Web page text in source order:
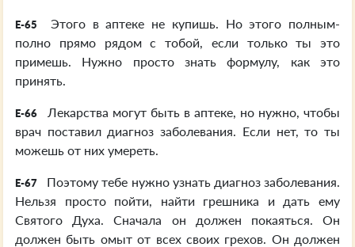
E-65
Этого в аптеке не купишь. Но этого полным-
полно прямо рядом с тобой, если только ты это
примешь. Нужно просто знать формулу, как это
принять.
E-66
Лекарства могут быть в аптеке, но нужно, чтобы
врач поставил диагноз заболевания. Если нет, то ты
можешь от них умереть.
E-67
Поэтому тебе нужно узнать диагноз заболевания.
Нельзя просто пойти, найти грешника и дать ему
Святого Духа. Сначала он должен покаяться. Он
должен быть омыт от всех своих грехов. Он должен